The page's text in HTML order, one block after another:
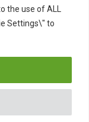
the use of ALL
Settings\" to
Powered